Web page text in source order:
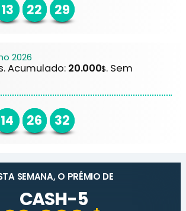
13 22 29
2026
Acumulado: 20.000$. Sem
14 26 32
SEMANA, O PRÊMIO DE
CASH-5